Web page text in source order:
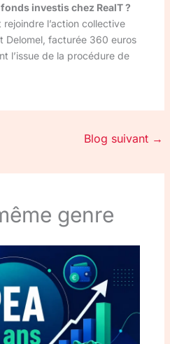
investis chez RealT ?
l’action collective
Delomel, facturée 360 euros
l’issue de la procédure de
Blog suivant →
genre